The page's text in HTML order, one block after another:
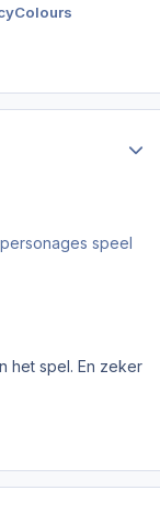
speel
het spel. En zeker